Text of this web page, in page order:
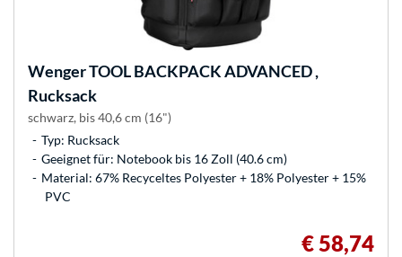
WengerTOOL BACKPACK ADVANCED ,
Rucksack
schwarz, bis 40,6 cm (16")
Typ: Rucksack
Geeignet für: Notebook bis 16 Zoll (40.6 cm)
Material: 67% Recyceltes Polyester + 18% Polyester + 15%
PVC
€ 58,74